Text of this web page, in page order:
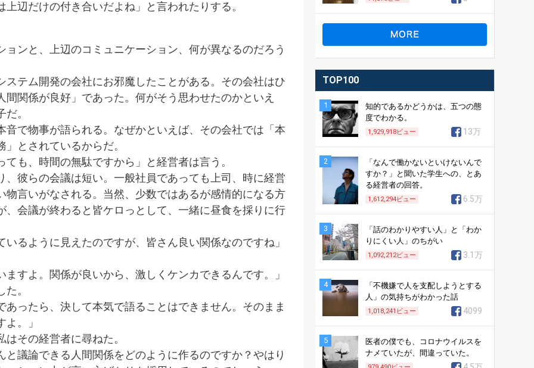
上辺だけの付き合いだよね」と言われたりする。
ョンと、上辺のコミュニケーション、何が異なるのだろう
ステム開発の会社にお邪魔したことがある。その会社はひ
間関係が良好」であった。何がそう思わせたのかといえ
。
音で物事が語られる。なぜかといえば、その会社では「本
とされているからだ。
ても、時間の無駄ですから」と経営者は言う。
、彼らの会議は短い。一般社員であっても上司、時に経営
物言いがなされる。当然、少数ではあるが感情的になる方
、会議が終わると皆ケロっとして、一緒に昼食を採りに行
いるように見えたのですが、皆さん良い関係なのですね」
ますよ。関係が良いから、激しくケンカできるんです。」
。
あったら、決して本気で語ることはできません。そのまま
。」
その経営者に尋ねた。
と議論できる人間関係をどのように作るのですか？やはり
TOP100
1
知的であるかどうかは、五つの態
度でわかる。
1,929,918ビュー 13万
2
「なんで働かないといけないんで
すか？」と聞いた学生への、とあ
る経営者の回答。
1,612,294ビュー 6.5万
3
「話のわかりやすい人」と「わか
りにくい人」のちがい
1,092,212ビュー 3.1万
4
「不機嫌で人を支配しようとする
人」の気持ちがわかった話
1,018,241 ビュー 4099
5
医者の僕でも、コロナウイルスを
ナメていたが、間違っていた。